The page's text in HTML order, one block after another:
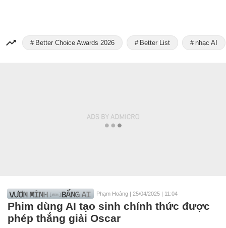
Better Choice Awards 2026 Better List nhạc AI
Phạm Hoàng | 25/04/2025 | 11:04
Phim dùng AI tạo sinh chính thức được
phép thắng giải Oscar